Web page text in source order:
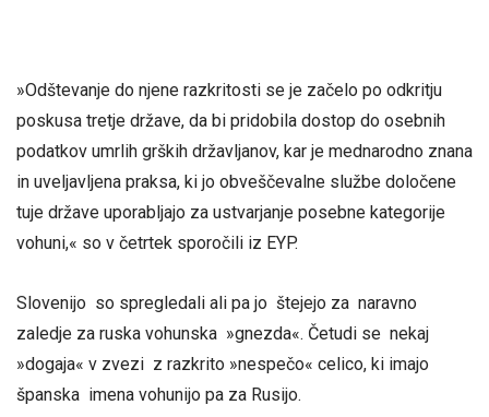
»Odštevanje do njene razkritosti se je začelo po odkritju
poskusa tretje države, da bi pridobila dostop do osebnih
podatkov umrlih grških državljanov, kar je mednarodno znana
in uveljavljena praksa, ki jo obveščevalne službe določene
tuje države uporabljajo za ustvarjanje posebne kategorije
vohuni,« so v četrtek sporočili iz EYP.
Slovenijo so spregledali ali pa jo štejejo za naravno
zaledje za ruska vohunska »gnezda«. Četudi se nekaj
»dogaja« v zvezi z razkrito »nespečo« celico, ki imajo
španska imena vohunijo pa za Rusijo.